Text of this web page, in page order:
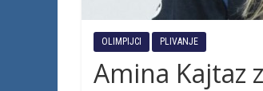
OLIMPIJCI PLIVANJE
Amina Kajtaz